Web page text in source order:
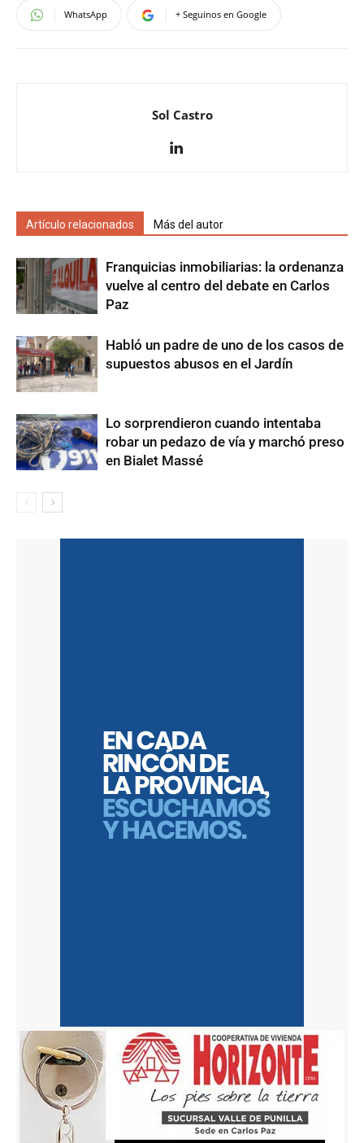
WhatsApp + Seguinos en Google
Sol Castro
Artículo relacionados Más del autor
Franquicias inmobiliarias: la ordenanza
vuelve al centro del debate en Carlos
Paz
Habló un padre de uno de los casos de
supuestos abusos en el Jardín
Lo sorprendieron cuando intentaba
robar un pedazo de vía y marchó preso
en Bialet Massé